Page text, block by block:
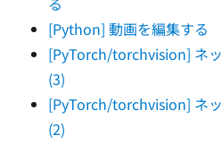
[Python] 動画を編集する
[PyTorch/torchvision] ネ
(3)
[PyTorch/torchvision] ネ
(2)